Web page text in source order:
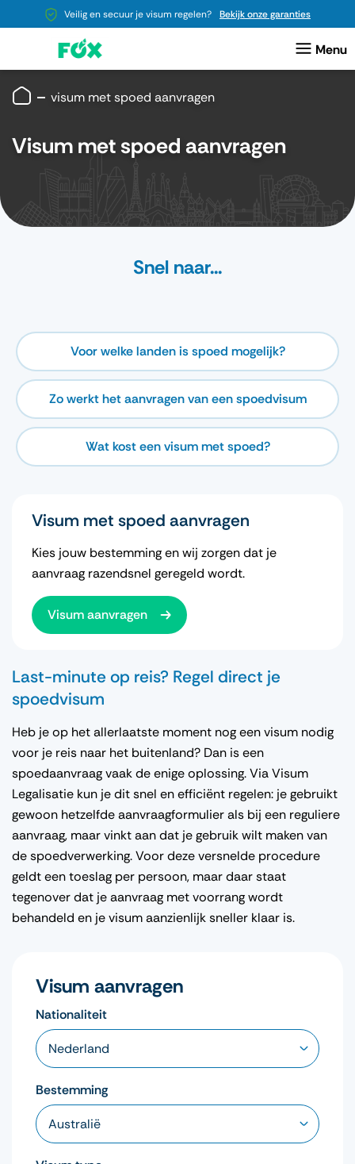
Veilig en secuur je visum regelen? Bekijk onze garanties
visum met spoed aanvragen
Visum met spoed aanvragen
Snel naar...
Voor welke landen is spoed mogelijk?
Zo werkt het aanvragen van een spoedvisum
Wat kost een visum met spoed?
Visum met spoed aanvragen
Kies jouw bestemming en wij zorgen dat je
aanvraag razendsnel geregeld wordt.
Visum aanvragen
Last-minute op reis? Regel direct je
spoedvisum
Heb je op het allerlaatste moment nog een visum nodig
voor je reis naar het buitenland? Dan is een
spoedaanvraag vaak de enige oplossing. Via Visum
Legalisatie kun je dit snel en efficiënt regelen: je gebruikt
gewoon hetzelfde aanvraagformulier als bij een reguliere
aanvraag, maar vinkt aan dat je gebruik wilt maken van
de spoedverwerking. Voor deze versnelde procedure
geldt een toeslag per persoon, maar daar staat
tegenover dat je aanvraag met voorrang wordt
behandeld en je visum aanzienlijk sneller klaar is.
Visum aanvragen
Nationaliteit
Bestemming